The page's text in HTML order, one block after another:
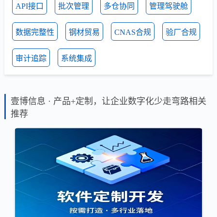
API接口 批次管理 多仓协同 管理驾驶舱
数据完整性 钢材贸易 CNAS合规 验厂合规
审计追踪 系统集成
壹博信息 · 产品+定制，让企业数字化少走弯路相关
推荐